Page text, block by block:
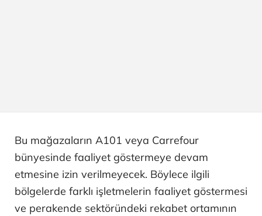
Bu mağazaların A101 veya Carrefour
bünyesinde faaliyet göstermeye devam
etmesine izin verilmeyecek. Böylece ilgili
bölgelerde farklı işletmelerin faaliyet göstermesi
ve perakende sektöründeki rekabet ortamının